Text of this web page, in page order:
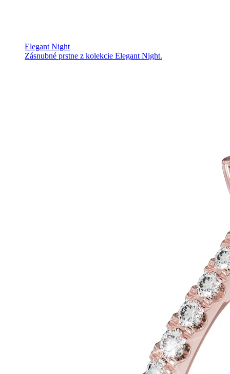
Elegant Night
Zásnubné prstne z kolekcie Elegant Night.